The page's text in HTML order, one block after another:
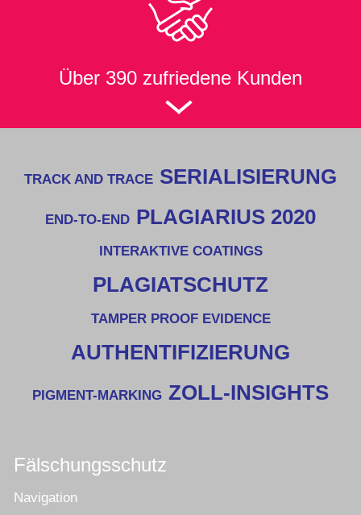
Über 390 zufriedene Kunden
TRACK AND TRACE SERIALISIERUNG
END-TO-END PLAGIARIUS 2020
INTERAKTIVE COATINGS
PLAGIATSCHUTZ
TAMPER PROOF EVIDENCE
AUTHENTIFIZIERUNG
PIGMENT-MARKING ZOLL-INSIGHTS
Fälschungsschutz
Navigation